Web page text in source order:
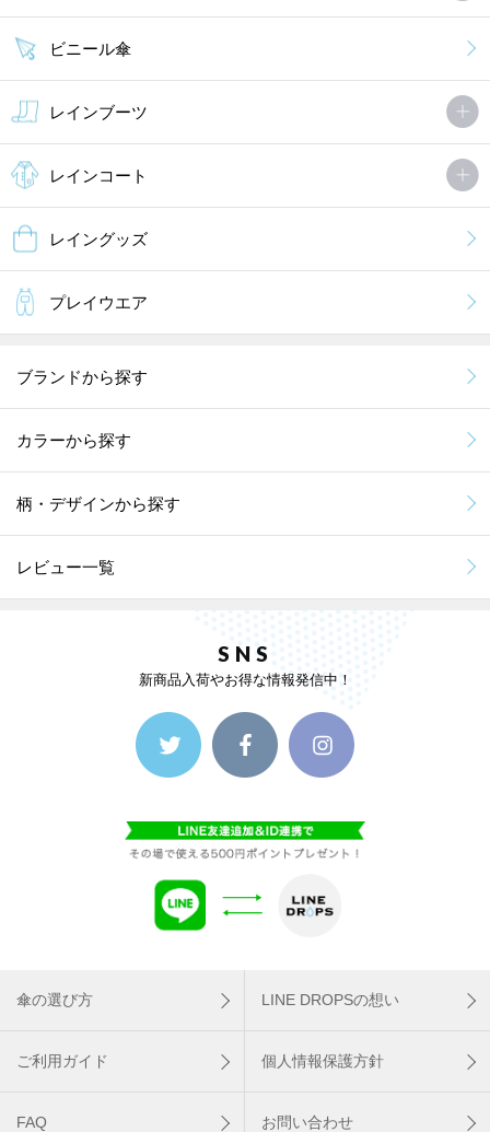
ビニール傘
レインブーツ
レインコート
レイングッズ
プレイウエア
ブランドから探す
カラーから探す
柄・デザインから探す
レビュー一覧
SNS
新商品入荷やお得な情報発信中！
傘の選び方 LINE DROPSの想い
ご利用ガイド 個人情報保護方針
FAQ お問い合わせ